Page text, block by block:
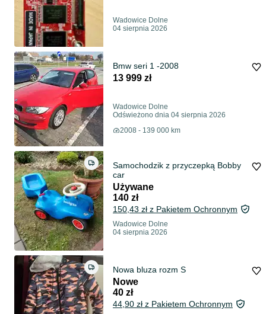
Wadowice Dolne
04 sierpnia 2026
Bmw seri 1 -2008
13 999 zł
Wadowice Dolne
Odświeżono dnia 04 sierpnia 2026
2008 - 139 000 km
Samochodzik z przyczepką Bobby
car
Używane
140 zł
150,43 zł z Pakietem Ochronnym
Wadowice Dolne
04 sierpnia 2026
Nowa bluza rozm S
Nowe
40 zł
44,90 zł z Pakietem Ochronnym